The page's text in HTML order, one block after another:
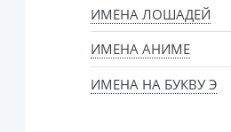
ИМЕНА ЛОШАДЕЙ
ИМЕНА АНИМЕ
ИМЕНА НА БУКВУ Э